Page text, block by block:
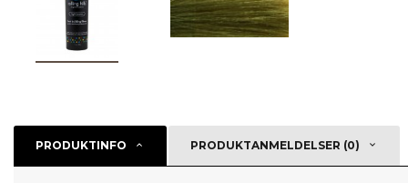
PRODUKTINFO PRODUKTANMELDELSER (0)